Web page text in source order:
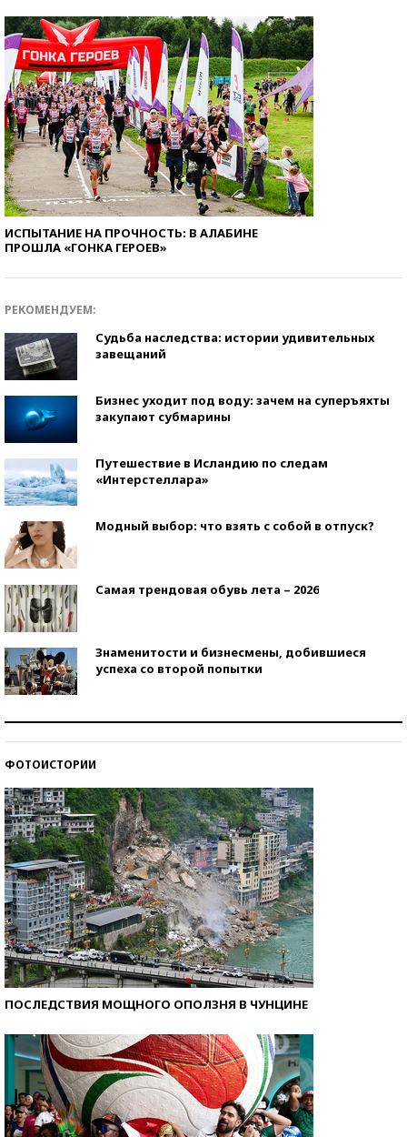
ИСПЫТАНИЕ НА ПРОЧНОСТЬ: В АЛАБИНЕ
ПРОШЛА «ГОНКА ГЕРОЕВ»
РЕКОМЕНДУЕМ:
Судьба наследства: истории удивительных
завещаний
Бизнес уходит под воду: зачем на суперъяхты
закупают субмарины
Путешествие в Исландию по следам
«Интерстеллара»
Модный выбор: что взять с собой в отпуск?
Самая трендовая обувь лета – 2026
Знаменитости и бизнесмены, добившиеся
успеха со второй попытки
ФОТОИСТОРИИ
ПОСЛЕДСТВИЯ МОЩНОГО ОПОЛЗНЯ В ЧУНЦИНЕ